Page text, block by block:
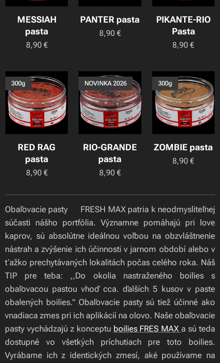
MESSIAH
pasta
8,90€
PANTER pasta
8,90€
PIKANTE-RIO
Pasta
8,90 €
RED RAG
pasta
300g
8,90€
RIO-GRANDE
pasta
NOVINKA 2026
8,90€
ZOMBIE pasta
300g
8,90 €
Obaľovacie pasty 🍃FRESH MAX patria k neodmysliteľnej
súčasti nášho portfólia. Významne pomáhajú pri love
kaprov, sú absolútne ideálnou voľbou na obzvláštnenie
nástrah a zvýšenie ich účinnosti v jarnom období alebo v
ťažko prechytávaných lokalitách počas celého roka. Náš
TIP pre teba: ,,Do okolia nastraženého boilies s
obaľovacou pastou vhoď cca. ďalších 5 kusov v paste
obalených boilies." Obaľovacie pasty sú tiež účinné ako
vnadiaca zmes pri ich aplikácií na olovo. Naše obaľovacie
pasty vychádzajú z konceptu boilies FRES MAXa sú teda
dostupné vo všetkých príchutiach pre toto boilies.
Vyrábame ich z identických zmesí, aké používame na